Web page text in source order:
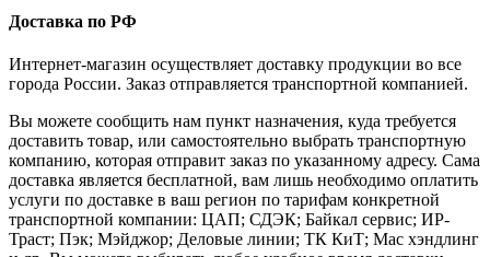
Доставка по РФ
Интернет-магазин осуществляет доставку продукции во все
города России. Заказ отправляется транспортной компанией.
Вы можете сообщить нам пункт назначения, куда требуется
доставить товар, или самостоятельно выбрать транспортную
компанию, которая отправит заказ по указанному адресу. Сама
доставка является бесплатной, вам лишь необходимо оплатить
услуги по доставке в ваш регион по тарифам конкретной
транспортной компании: ЦАП; СДЭК; Байкал сервис; ИР-
Траст; Пэк; Мэйджор; Деловые линии; ТК КиТ; Мас хэндлинг